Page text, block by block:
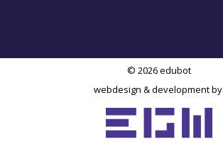
© 2026 edubot
webdesign & development by